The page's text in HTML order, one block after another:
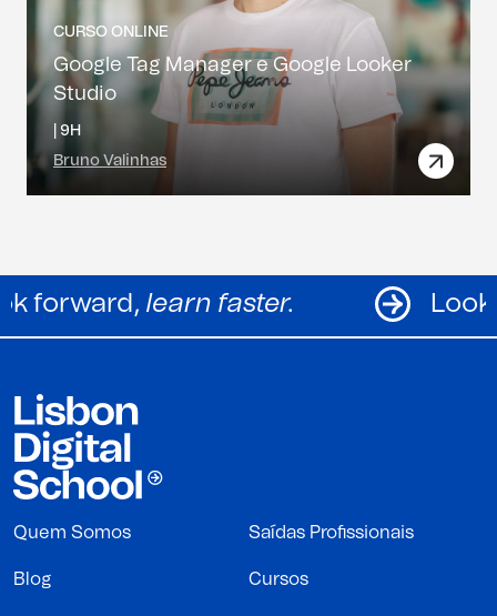
CURSO ONLINE
Google Tag Manager e Google Looker
Studio
9H
Bruno Valinhas
Look forward, learn faster.
Quem Somos Saídas Profissionais
Blog Cursos